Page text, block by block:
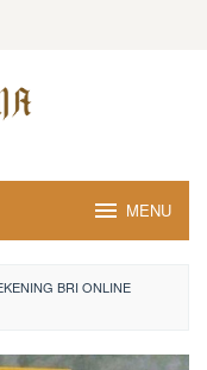
MENU
BRI ONLINE